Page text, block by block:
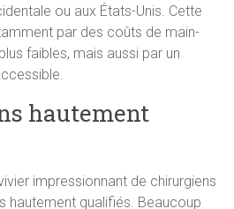
ou aux États-Unis. Cette
par des coûts de main-
faibles, mais aussi par un
hautement
impressionnant de chirurgiens
hautement qualifiés. Beaucoup